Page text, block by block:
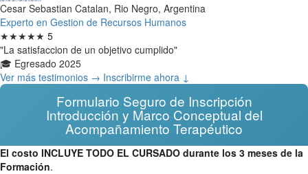
Cesar Sebastian Catalan, Rio Negro, Argentina
Experto en Gestion de Recursos Humanos
★★★★★ 5
"La satisfaccion de un objetivo cumplido"
🎓 Egresado 2025
Ver más testimonios → Inscribirme ahora ↓
Formulario Seguro de Inscripción
Introducción y Marco Conceptual del
Acompañamiento Terapéutico
El costo INCLUYE TODO EL CURSADO durante los 3 meses de la
Formación.